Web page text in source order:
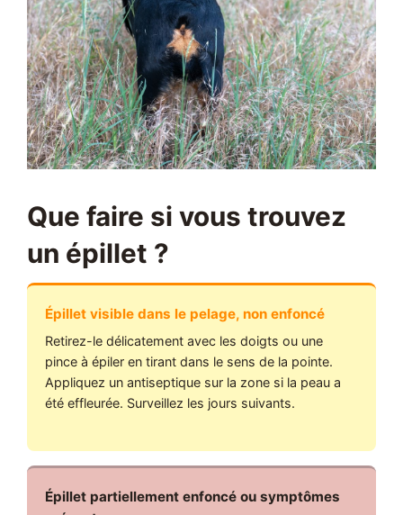
Que faire si vous trouvez
un épillet ?
Épillet visible dans le pelage, non enfoncé
Retirez-le délicatement avec les doigts ou une
pince à épiler en tirant dans le sens de la pointe.
Appliquez un antiseptique sur la zone si la peau a
été effleurée. Surveillez les jours suivants.
Épillet partiellement enfoncé ou symptômes